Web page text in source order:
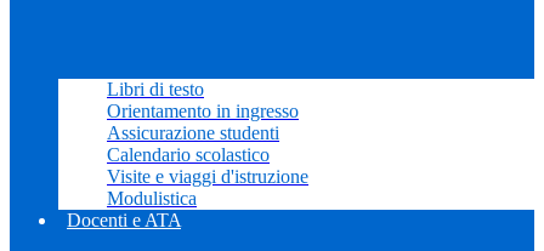
Libri di testo
Orientamento in ingresso
Assicurazione studenti
Calendario scolastico
Visite e viaggi d'istruzione
Modulistica
Docenti e ATA